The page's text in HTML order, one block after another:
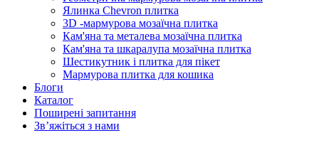
Ялинка Chevron плитка
3D -мармурова мозаїчна плитка
Кам'яна та металева мозаїчна плитка
Кам'яна та шкаралупа мозаїчна плитка
Шестикутник і плитка для пікет
Мармурова плитка для кошика
Блоги
Каталог
Поширені запитання
Зв’яжіться з нами